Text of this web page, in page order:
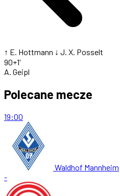
↑ E. Hottmann ↓ J. X. Posselt
90+1'
A. Geipl
Polecane mecze
19:00
Waldhof Mannheim
-